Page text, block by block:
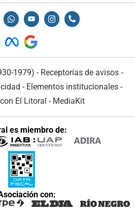
1979) - Receptorías de avisos -
- Elementos institucionales -
El Litoral - MediaKit
es miembro de:
con: